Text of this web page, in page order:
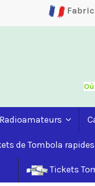
de Tombola rapides
Tickets